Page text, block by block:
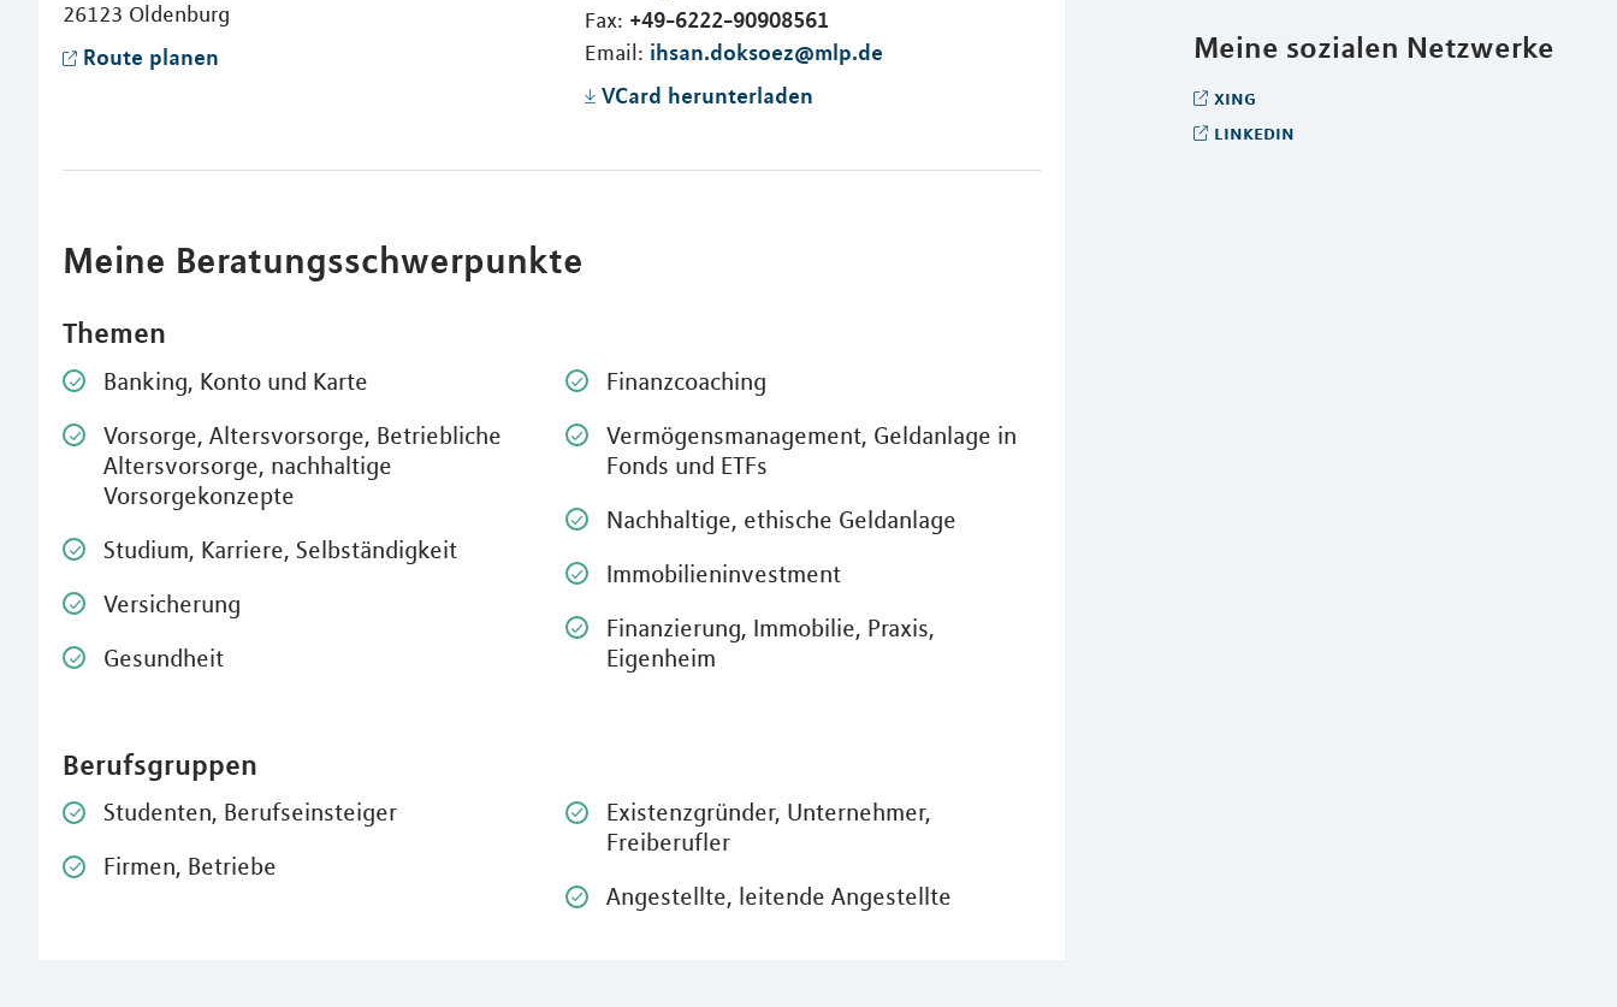
Meine sozialen Netzwerke
xing
linkedin
26123 Oldenburg
Route planen
Fax: +49-6222-90908561
Email: ihsan.doksoez@mlp.de
VCard herunterladen
Meine Beratungsschwerpunkte
Themen
Banking, Konto und Karte
Vorsorge, Altersvorsorge, Betriebliche
Altersvorsorge, nachhaltige
Vorsorgekonzepte
Studium, Karriere, Selbständigkeit
Versicherung
Gesundheit
Finanzcoaching
Vermögensmanagement, Geldanlage in
Fonds und ETFs
Nachhaltige, ethische Geldanlage
Immobilieninvestment
Finanzierung, Immobilie, Praxis,
Eigenheim
Berufsgruppen
Studenten, Berufseinsteiger
Firmen, Betriebe
Existenzgründer, Unternehmer,
Freiberufler
Angestellte, leitende Angestellte